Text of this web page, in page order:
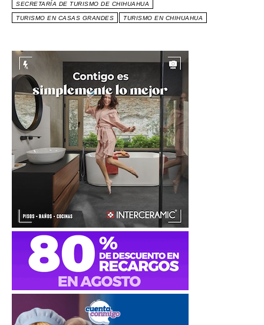
SECRETARÍA DE TURISMO DE CHIHUAHUA
TURISMO EN CASAS GRANDES TURISMO EN CHIHUAHUA